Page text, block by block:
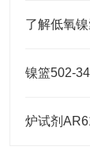
了解低氧
镍篮502-
炉试剂